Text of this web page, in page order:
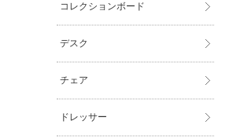
コレクションボード
デスク
チェア
ドレッサー